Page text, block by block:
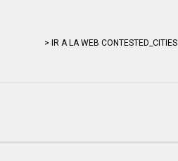
> IR A LA WEB CONTESTED_CITIES